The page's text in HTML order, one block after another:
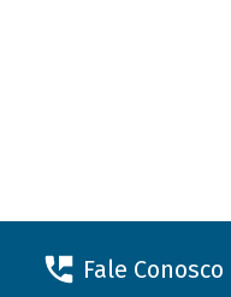
Fale Conosco